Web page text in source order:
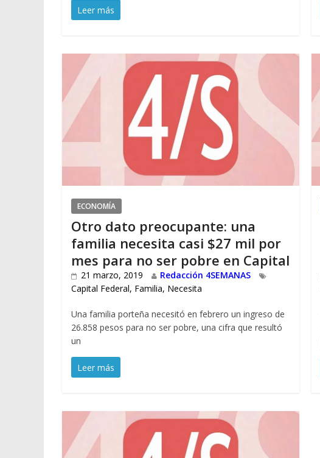
Leer más
ECONOMÍA
Otro dato preocupante: una
familia necesita casi $27 mil por
mes para no ser pobre en Capital
21 marzo, 2019
Redacción 4SEMANAS
Capital Federal, Familia, Necesita
Una familia porteña necesitó en febrero un ingreso de
26.858 pesos para no ser pobre, una cifra que resultó
un
Leer más